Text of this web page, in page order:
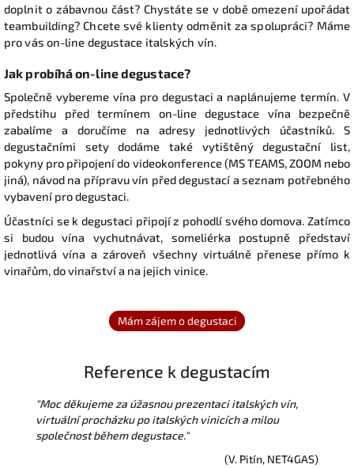
doplnit o zábavnou část? Chystáte se v době omezení upořádat
teambuilding? Chcete své klienty odměnit za spolupráci? Máme
pro vás on-line degustace italských vín.
Jak probíhá on-line degustace?
Společně vybereme vína pro degustaci a naplánujeme termín. V
předstihu před termínem on-line degustace vína bezpečně
zabalíme a doručíme na adresy jednotlivých účastníků. S
degustačními sety dodáme také vytištěný degustační list,
pokyny pro připojení do videokonference (MS TEAMS, ZOOM nebo
jiná), návod na přípravu vín před degustací a seznam potřebného
vybavení pro degustaci.
Účastníci se k degustaci připojí z pohodlí svého domova. Zatímco
si budou vína vychutnávat, someliérka postupně představí
jednotlivá vína a zároveň všechny virtuálně přenese přímo k
vinařům, do vinařství a na jejich vinice.
Reference k degustacím
"Moc děkujeme za úžasnou prezentaci italských vín,
virtuální procházku po italských vinicích a milou
společnost během degustace."
(V. Pitín, NET4GAS)